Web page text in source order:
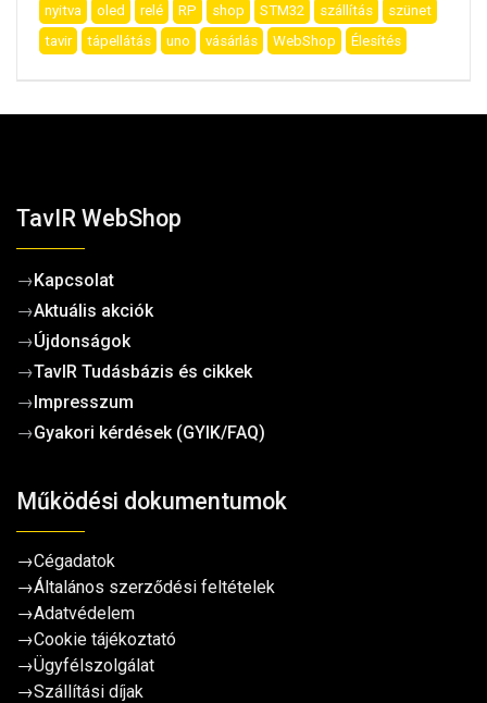
nyitva
oled relé RP shop STM32 szállítás
szünet
tavir
tápellátás uno vásárlás WebShop Élesítés
TavIR WebShop
→Kapcsolat
→Aktuális akciók
→Újdonságok
→TavIR Tudásbázis és cikkek
→Impresszum
→Gyakori kérdések (GYIK/FAQ)
Működési dokumentumok
→Cégadatok
→Általános szerződési feltételek
→Adatvédelem
→Cookie tájékoztató
→Ügyfélszolgálat
→Szállítási díjak